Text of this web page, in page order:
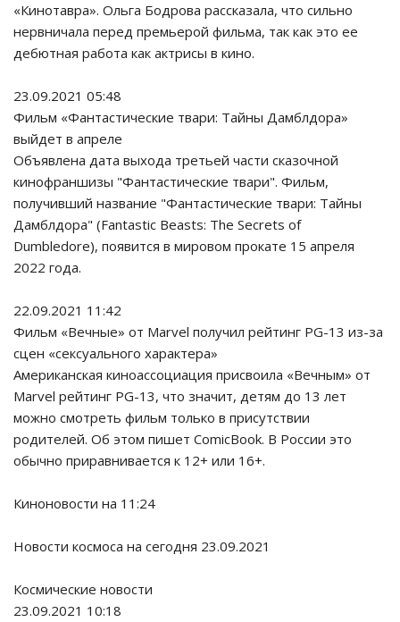
«Кинотавра». Ольга Бодрова рассказала, что сильно
нервничала перед премьерой фильма, так как это ее
дебютная работа как актрисы в кино.
23.09.2021 05:48
Фильм «Фантастические твари: Тайны Дамблдора»
выйдет в апреле
Объявлена дата выхода третьей части сказочной
кинофраншизы "Фантастические твари". Фильм,
получивший название "Фантастические твари: Тайны
Дамблдора" (Fantastic Beasts: The Secrets of
Dumbledore), появится в мировом прокате 15 апреля
2022 года.
22.09.2021 11:42
Фильм «Вечные» от Marvel получил рейтинг PG-13 из-за
сцен «сексуального характера»
Американская киноассоциация присвоила «Вечным» от
Marvel рейтинг PG-13, что значит, детям до 13 лет
можно смотреть фильм только в присутствии
родителей. Об этом пишет ComicBook. В России это
обычно приравнивается к 12+ или 16+.
Киноновости на 11:24
Новости космоса на сегодня 23.09.2021
Космические новости
23.09.2021 10:18